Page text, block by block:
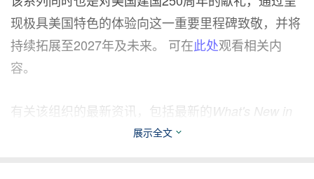
现极具美国特色的体验向这一重要里程碑致敬，并将
持续拓展至2027年及未来。 可在此处观看相关内
容。
有关该组织的最新资讯，包括最新的 What's New in
及America250内容更新，请访问
展示全文